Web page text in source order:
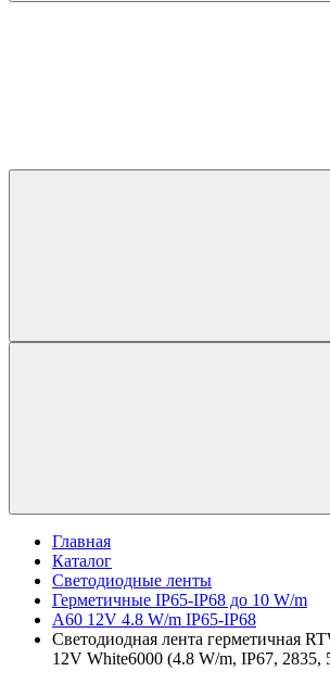
Главная
Каталог
Светодиодные ленты
Герметичные IP65-IP68 до 10 W/m
A60 12V 4.8 W/m IP65-IP68
Светодиодная лента герметичная
12V White6000 (4.8 W/m, IP67, 2835,